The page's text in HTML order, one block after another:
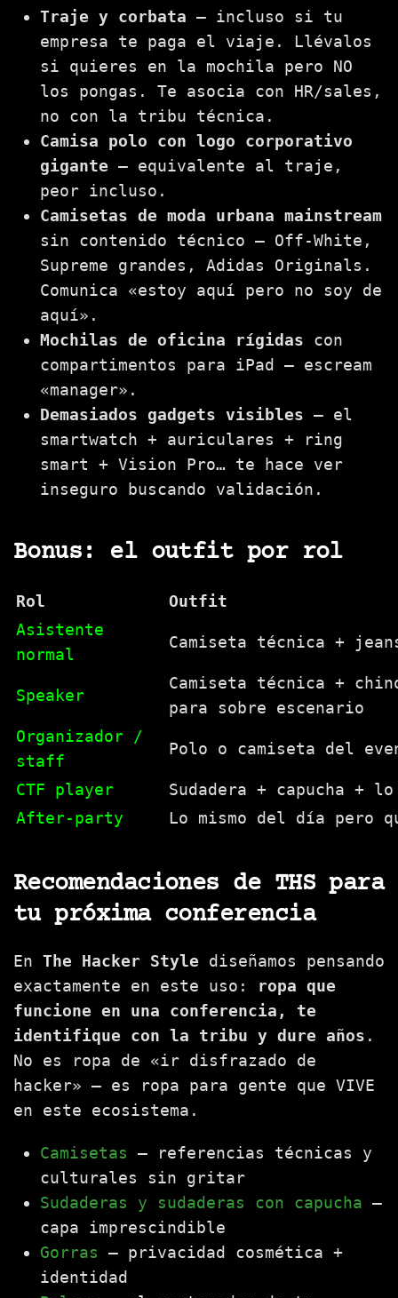
Traje y corbata — incluso si tu
empresa te paga el viaje. Llévalos
si quieres en la mochila pero NO
los pongas. Te asocia con HR/sales,
no con la tribu técnica.
Camisa polo con logo corporativo
gigante — equivalente al traje,
peor incluso.
Camisetas de moda urbana mainstream
sin contenido técnico — Off-White,
Supreme grandes, Adidas Originals.
Comunica «estoy aquí pero no soy de
aquí».
Mochilas de oficina rígidas con
compartimentos para iPad — escream
«manager».
Demasiados gadgets visibles — el
smartwatch + auriculares + ring
smart + Vision Pro… te hace ver
inseguro buscando validación.
Bonus: el outfit por rol
Rol
Outfit
Asistente
normal
Camiseta técnica +
Speaker
Camiseta técnica +
para sobre escenario
Organizador /
staff
Polo o camiseta del
CTF player
Sudadera + capucha +
After-party
Lo mismo del día pero
Recomendaciones de THS para
tu próxima conferencia
En The Hacker Style diseñamos pensando
exactamente en este uso: ropa que
funcione en una conferencia, te
identifique con la tribu y dure años .
No es ropa de «ir disfrazado de
hacker» — es ropa para gente que VIVE
en este ecosistema.
Camisetas — referencias técnicas y
culturales sin gritar
Sudaderas y sudaderas con capucha —
capa imprescindible
Gorras — privacidad cosmética +
identidad